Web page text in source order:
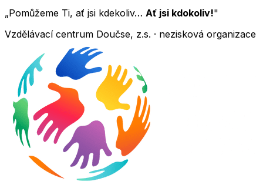
„Pomůžeme Ti, ať jsi kdekoliv… Ať jsi kdokoliv!"
Vzdělávací centrum Doučse, z.s. · nezisková organizace